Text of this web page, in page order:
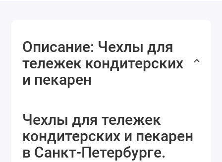
Описание: Чехлы для
тележек кондитерских
и пекарен
Чехлы для тележек
кондитерских и пекарен
в Санкт-Петербурге.